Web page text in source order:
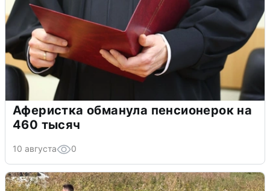
Аферистка обманула пенсионерок на
460 тысяч
10 августа 0